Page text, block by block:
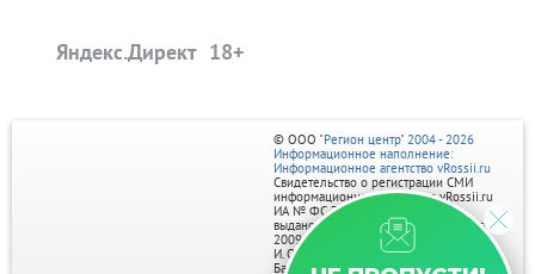
Яндекс.Директ
© ООО "Регион центр" 2004 - 2026
Информационное наполнение:
Информационное агентство vRossii.ru
Свидетельство о регистрации СМИ
информационного агентства vRossii.ru
ИА № ФС 77‑35502
выдано РОСКОМНАДЗОРом 04 марта
2009г.
И. О. Главного редактора Нарыков А. Н.
Баннеры на портале размещаются на